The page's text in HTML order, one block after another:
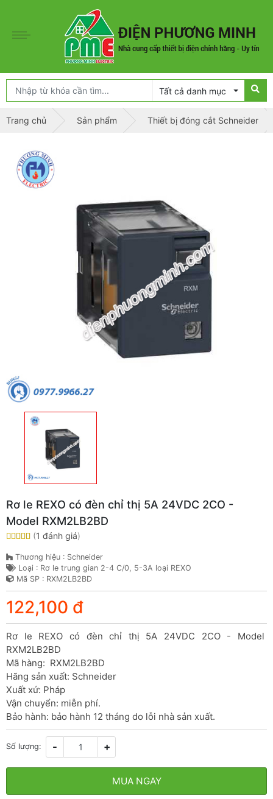
Tất cả danh mục
Trang chủ Sản phẩm Thiết bị đóng cắt Schneider
Rơ le REXO có đèn chỉ thị 5A 24VDC 2CO -
Model RXM2LB2BD
(1 đánh giá)
Thương hiệu : Schneider
Loại : Rơ le trung gian 2-4 C/0, 5-3A loại REXO
Mã SP : RXM2LB2BD
122,100 đ
Rơ le REXO có đèn chỉ thị 5A 24VDC 2CO - Model
RXM2LB2BD
Mã hàng:  RXM2LB2BD
Hãng sản xuất: Schneider
Xuất xứ: Pháp
Vận chuyển: miễn phí.
Bảo hành: bảo hành 12 tháng do lỗi nhà sản xuất.
Số lượng: - +
MUA NGAY